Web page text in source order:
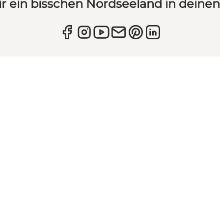
ein bisschen Nordseeland in